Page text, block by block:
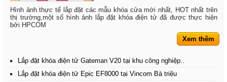
Hình ảnh thực tế lắp đặt các mẫu khóa cửa mới nhất, HOT nhất trên
thị trường,một số hình ảnh lắp đặt khóa điện tử đã được thực hiện
bởi HPCOM
Xem thêm
Lắp đặt khóa điện tử Gateman V20 tại khu công nghiệp..
Lắp đặt khóa điện tử Epic EF8000 tại Vincom Bà triệu